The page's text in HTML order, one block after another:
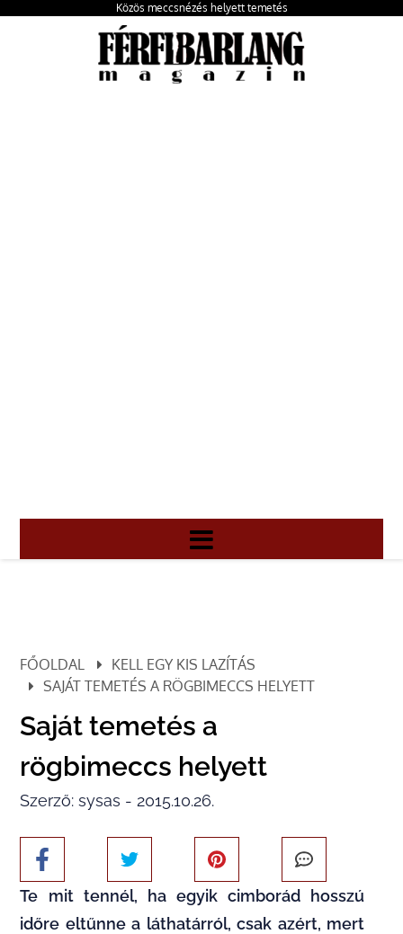
Közös meccsnézés helyett temetés
FŐOLDAL
KELL EGY KIS LAZÍTÁS
SAJÁT TEMETÉS A RÖGBIMECCS HELYETT
Saját temetés a
rögbimeccs helyett
Szerző: sysas - 2015.10.26.
Te mit tennél, ha egyik cimborád hosszú
időre eltűnne a láthatárról, csak azért, mert